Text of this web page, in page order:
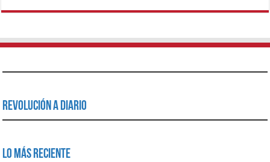
Revolución a Diario
Lo Más Reciente